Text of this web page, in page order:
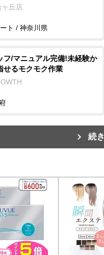
ヶ丘店
ト / 神奈川県
フ/マニュアル完備!未経験か
せるモクモク作業
続